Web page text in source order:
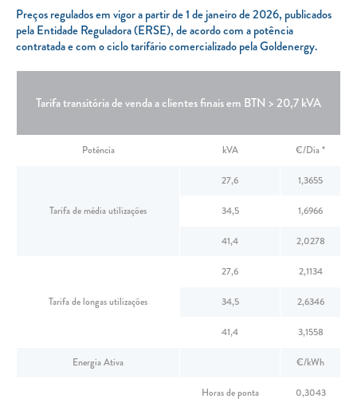
Preços regulados em vigor a partir de 1 de janeiro de 2026, publicados
pela Entidade Reguladora (ERSE), de acordo com a potência
contratada e com o ciclo tarifário comercializado pela Goldenergy.
Tarifa transitória de venda a clientes finais em BTN > 20,7 kVA
Potência kVA €/Dia *
Tarifa de média utilizações
27,6 1,3655
34,5 1,6966
41,4 2,0278
Tarifa de longas utilizações
27,6 2,1134
34,5 2,6346
41,4 3,1558
Energia Ativa €/kWh
Horas de ponta 0,3043